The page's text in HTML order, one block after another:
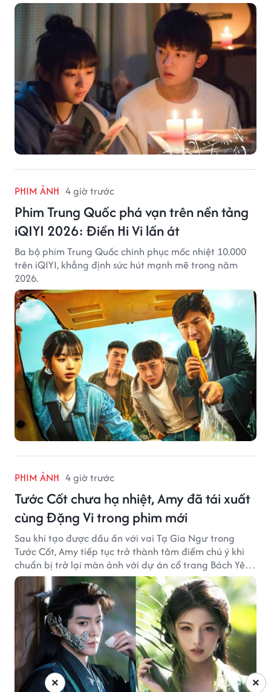
PHIM ẢNH 4 giờ trước
Phim Trung Quốc phá vạn trên nền tảng
iQIYI 2026: Điền Hi Vi lấn át
Ba bộ phim Trung Quốc chinh phục mốc nhiệt 10.000
trên iQIYI, khẳng định sức hút mạnh mẽ trong năm
2026.
PHIM ẢNH 4 giờ trước
Tước Cốt chưa hạ nhiệt, Amy đã tái xuất
cùng Đặng Vi trong phim mới
Sau khi tạo được dấu ấn với vai Tạ Gia Ngư trong
Tước Cốt, Amy tiếp tục trở thành tâm điểm chú ý khi
chuẩn bị trở lại màn ảnh với dự án cổ trang Bách Yêu
Phổ.
×
×